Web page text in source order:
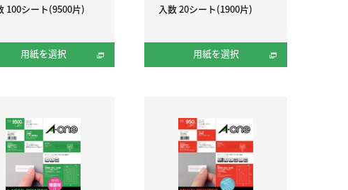
100シート(9500片)
用紙を選択
入数 20シート(1900片)
用紙を選択